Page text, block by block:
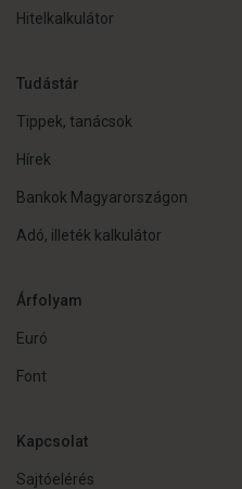
Hitelkalkulátor
Tudástár
Tippek, tanácsok
Hírek
Bankok Magyarországon
Adó, illeték kalkulátor
Árfolyam
Euró
Font
Kapcsolat
Sajtóelérés